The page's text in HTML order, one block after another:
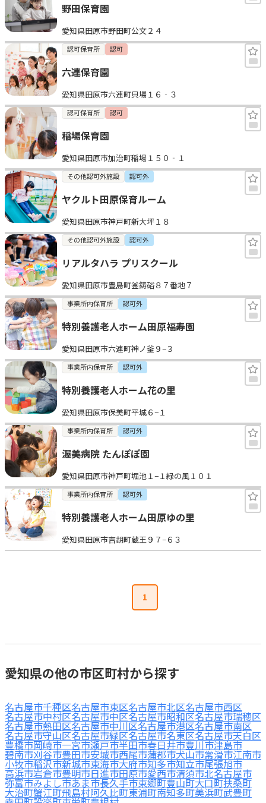
野田保育園
愛知県田原市野田町公文２４
認可保育所 認可
六連保育園
愛知県田原市六連町貝場１６‐３
認可保育所 認可
稲場保育園
愛知県田原市加治町稲場１５０‐１
その他認可外施設 認可外
ヤクルト田原保育ルーム
愛知県田原市神戸町新大坪１８
その他認可外施設 認可外
リアルタハラ プリスクール
愛知県田原市豊島町釜鋳硲８７番地７
事業所内保育所 認可外
特別養護老人ホーム田原福寿園
愛知県田原市六連町神ノ釜９−３
事業所内保育所 認可外
特別養護老人ホーム花の里
愛知県田原市保美町平城６−１
事業所内保育所 認可外
渥美病院 たんぽぽ園
愛知県田原市神戸町堀池１−１緑の風１０１
事業所内保育所 認可外
特別養護老人ホーム田原ゆの里
愛知県田原市吉胡町蔵王９７−６３
1
愛知県の他の市区町村から探す
名古屋市千種区名古屋市東区名古屋市北区名古屋市西区
名古屋市中村区名古屋市中区名古屋市昭和区名古屋市瑞穂区
名古屋市熱田区名古屋市中川区名古屋市港区名古屋市南区
名古屋市守山区名古屋市緑区名古屋市名東区名古屋市天白区
豊橋市岡崎市一宮市瀬戸市半田市春日井市豊川市津島市
碧南市刈谷市豊田市安城市西尾市蒲郡市犬山市常滑市江南市
小牧市稲沢市新城市東海市大府市知多市知立市尾張旭市
高浜市岩倉市豊明市日進市田原市愛西市清須市北名古屋市
弥富市みよし市あま市長久手市東郷町豊山町大口町扶桑町
大治町蟹江町飛島村阿久比町東浦町南知多町美浜町武豊町